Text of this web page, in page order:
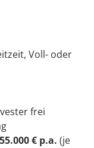
Voll- oder
frei
€ p.a. (je